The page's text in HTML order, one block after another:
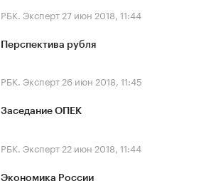
РБК. Эксперт 27 июн 2018, 11:44
Перспектива рубля
РБК. Эксперт 26 июн 2018, 11:45
Заседание ОПЕК
РБК. Эксперт 22 июн 2018, 11:44
Экономика России